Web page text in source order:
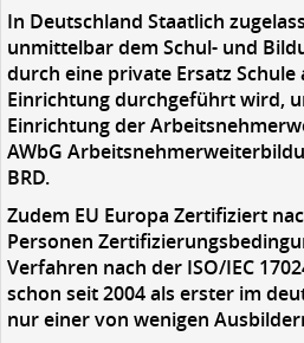
In Deutschland Staatlich
unmittelbar dem Schul- und
durch eine private Ersatz
Einrichtung durchgeführt wird,
Einrichtung der
AWbG
BRD.
Zudem EU Europa Zertifiziert
Personen
Verfahren nach der ISO/IEC
schon seit 2004 als erster im
nur einer von wenigen